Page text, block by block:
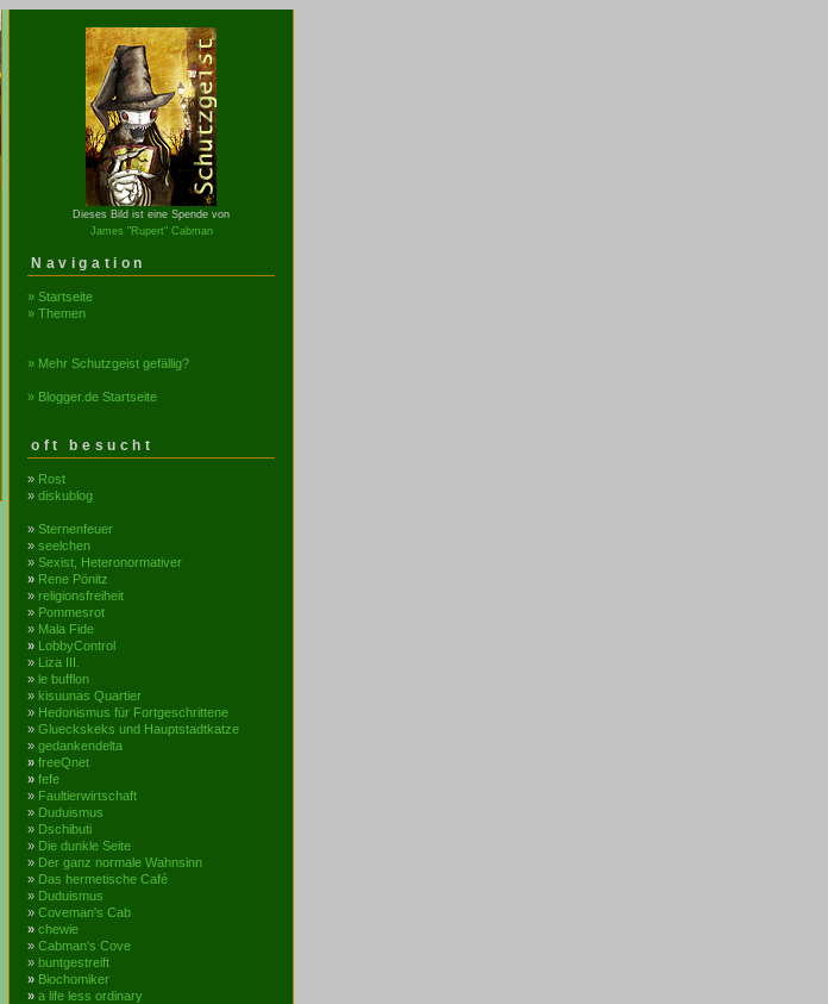
Dieses Bild ist eine Spende von
James "Rupert" Cabman
Navigation
» Startseite
» Themen
» Mehr Schutzgeist gefällig?
» Blogger.de Startseite
oft besucht
» Rost
» diskublog
» Sternenfeuer
» seelchen
» Sexist, Heteronormativer
» Rene Pönitz
» religionsfreiheit
» Pommesrot
» Mala Fide
» LobbyControl
» Liza III.
» le bufflon
» kisuunas Quartier
» Hedonismus für Fortgeschrittene
» Glueckskeks und Hauptstadtkatze
» gedankendelta
» freeQnet
» fefe
» Faultierwirtschaft
» Duduismus
» Dschibuti
» Die dunkle Seite
» Der ganz normale Wahnsinn
» Das hermetische Café
» Duduismus
» Coveman's Cab
» chewie
» Cabman's Cove
» buntgestreift
» Biochomiker
» a life less ordinary